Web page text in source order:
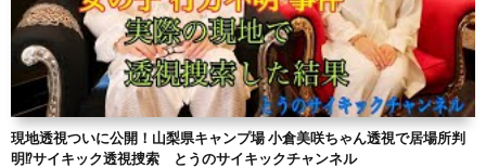
現地透視ついに公開！山梨県キャンプ場 小倉美咲ちゃん透視で居場所判
明⁉︎サイキック透視捜索 とうのサイキックチャンネル